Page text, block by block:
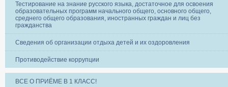
Тестирование на знание русского языка, достаточное для освоения
образовательных программ начального общего, основного общего,
среднего общего образования, иностранных граждан и лиц без
гражданства
Сведения об организации отдыха детей и их оздоровления
Противодействие коррупции
ВСЕ О ПРИЁМЕ В 1 КЛАСС!